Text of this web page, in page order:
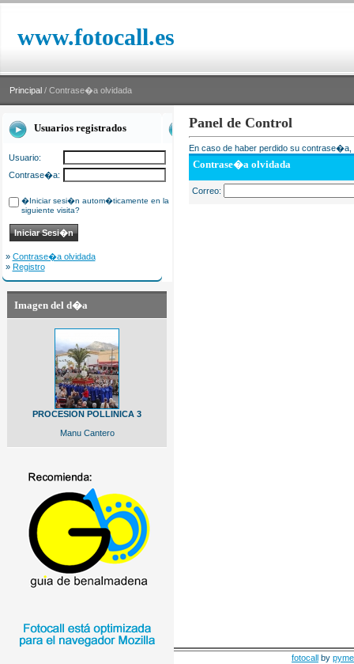
www.fotocall.es
Principal / Contrase�a olvidada
Usuarios registrados
Usuario:
Contrase�a:
�Iniciar sesi�n autom�ticamente en la
siguiente visita?
» Contrase�a olvidada
» Registro
Imagen del d�a
PROCESION POLLINICA 3
Manu Cantero
Panel de Control
En caso de haber perdido su
Contrase�a olvidada
Correo:
fotocall by